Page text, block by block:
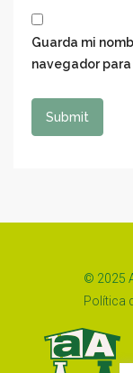
Guarda mi
navegador
© 2025
Política